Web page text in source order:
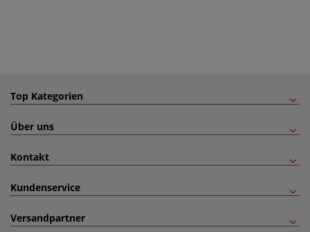
Top Kategorien
Über uns
Kontakt
Kundenservice
Versandpartner